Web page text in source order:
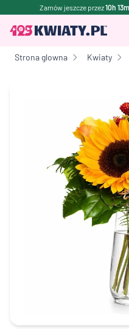
Zamów jeszcze przez10h
Strona glowna Kwiaty